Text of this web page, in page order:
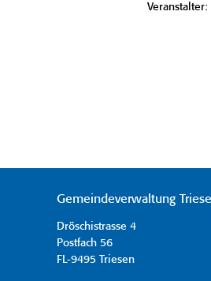
Gemeindeverwaltung
Dröschistrasse 4
Postfach 56
FL-9495 Triesen